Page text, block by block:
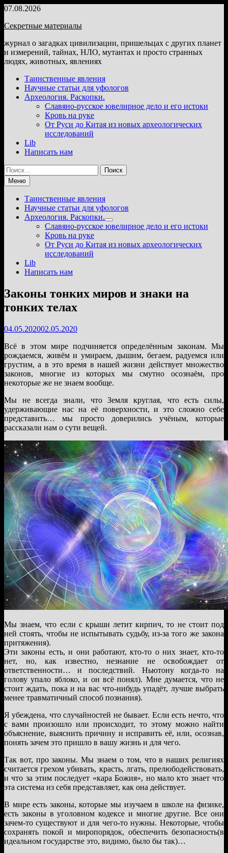
Перейти
содержимому
07.08.2026
Секретные материалы
журнал о загадках цивилизации, пришельцах с других планет
и измерений, тайнах, НЛО, мутантах и просто странных
людях, животных, явлениях
Таинственные явления
Научные статьи для уфологов
Археология. Раскопки.
Славяно-русское ювелирное дело и его истоки
Кровь на руке
От Руси до Китая из новых археологических
исследований
Lib
Написать нам
Найти:
Меню
Таинственные явления
Научные статьи для уфологов
Археология. Раскопки.
Показать
подменю
Славяно-русское ювелирное дело и его истоки
Кровь на руке
От Руси до Китая из новых археологических
исследований
Lib
Написать нам
Законы тонких миров и знаки на
тонких телах
04.05.202002.05.2020
Всё в этом мире подчиняется определённым законам. Мы
рождаемся, живём и умираем, дышим, бегаем, радуемся или
грустим, а в это время в нашей жизни действует множество
законов, многие из которых мы смутно осознаём, про
некоторые же не знаем вообще.
Мы не всегда знали, что Земля круглая, что есть силы,
удерживающие нас на её поверхности, и это сложно себе
представить… мы просто доверились учёным, которые
рассказали нам о сути вещей.
Мы знаем, что если с крыши летит кирпич, то не стоит под
ней стоять, чтобы не испытывать судьбу, из-за того же закона
притяжения).
Эти законы есть, и они работают, кто-то о них знает, кто-то
нет, но, как известно, незнание не освобождает от
ответственности… и последствий. Ньютону когда-то на
голову упало яблоко, и он всё понял). Мне думается, что не
стоит ждать, пока и на вас что-нибудь упадёт, лучше выбрать
менее травматичный способ познания).
Я убеждена, что случайностей не бывает. Если есть нечто, что
с вами произошло или происходит, то этому можно найти
объяснение, выяснить причину и исправить её, или, осознав,
понять зачем это пришло в вашу жизнь и для чего.
Так вот, про законы. Мы знаем о том, что в наших религиях
считается грехом убивать, красть, лгать, прелюбодействовать,
и что за этим последует «кара Божия», но мало кто знает что
эта система из себя представляет, как она действует.
В мире есть законы, которые мы изучаем в школе на физике,
есть законы в уголовном кодексе и многие другие. Все они
зачем-то существуют и для чего-то нужны. Некоторые, чтобы
сохранять покой и миропорядок, обеспечить безопасность(в
идеальном государстве это, видимо, было бы так)…